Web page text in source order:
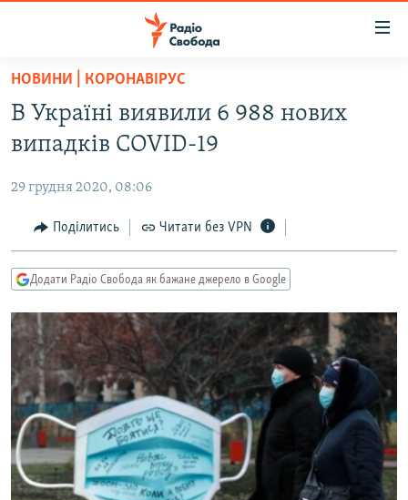
Перейти
основного
матеріалу
до
навігації
Перейти
до
ВСЕ ЗА ДОБУ
ПОЛІТИКА
ЕКОНОМІКА
КУЛЬТУРА
СПОРТ
УКРАЇНА
СВІТ
ВІЙНА
РОСІЙСЬКА «ФІЛЬТРАЦІЯ»
КРИМ.РЕАЛІЇ
ТИ ЯК?
СХЕМИ
КИТАЙ.ВИКЛИКИ
МУЛЬТИМЕДІА
ФОТО
СПЕЦПРОЄКТИ
НОВИНИ | КОРОНАВІРУС
В Україні виявили 6 988 нових
випадків COVID-19
29 грудня 2020, 08:06
Поділитись Читати без VPN
Додати Радіо Свобода як бажане джерело в Google